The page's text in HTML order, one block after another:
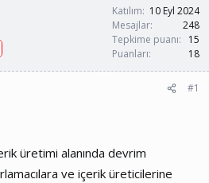
Katılım
10 Eyl 2024
Mesajlar
248
Tepkime puanı
15
Puanları
18
#1
üretimi alanında devrim
ve içerik üreticilerine